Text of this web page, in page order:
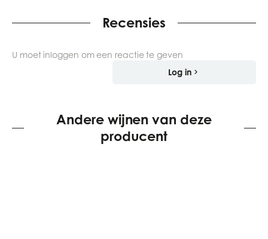
Recensies
U moet inloggen om een reactie te geven
Log in
Andere wijnen van deze
producent